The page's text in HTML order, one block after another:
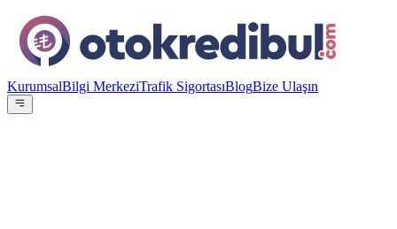
KurumsalBilgi MerkeziTrafik SigortasıBlogBize Ulaşın